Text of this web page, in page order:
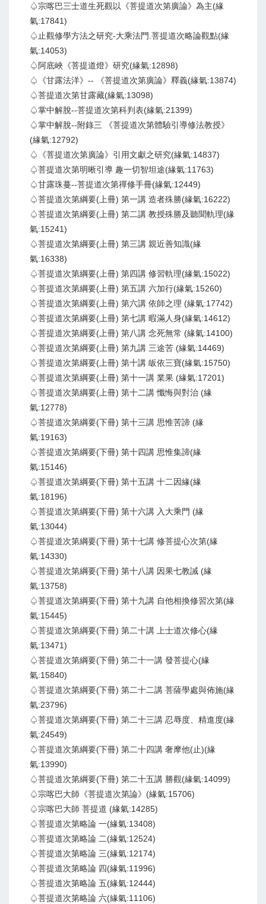
♤宗喀巴三士道生死觀以《菩提道次第廣論》為主(緣
氣:17841)
♤止觀修學方法之研究-大乘法門.菩提道次略論觀點(緣
氣:14053)
♤阿底峽《菩提道燈》研究(緣氣:12898)
♤《甘露法洋》-- 《菩提道次第廣論》釋義(緣氣:13874)
♤菩提道次第甘露藏(緣氣:13098)
♤掌中解脫--菩提道次第科判表(緣氣:21399)
♤掌中解脫--附錄三 《菩提道次第體驗引導修法教授》
(緣氣:12792)
♤《菩提道次第廣論》引用文獻之研究(緣氣:14837)
♤菩提道次第明晰引導 趣一切智坦途(緣氣:11763)
♤甘露珠蔓--菩提道次第禪修手冊(緣氣:12449)
♤菩提道次第綱要(上冊) 第一講 造者殊勝(緣氣:16222)
♤菩提道次第綱要(上冊) 第二講 教授殊勝及聽聞軌理(緣
氣:15241)
♤菩提道次第綱要(上冊) 第三講 親近善知識(緣
氣:16338)
♤菩提道次第綱要(上冊) 第四講 修習軌理(緣氣:15022)
♤菩提道次第綱要(上冊) 第五講 六加行(緣氣:15260)
♤菩提道次第綱要(上冊) 第六講 依師之理 (緣氣:17742)
♤菩提道次第綱要(上冊) 第七講 暇滿人身(緣氣:14612)
♤菩提道次第綱要(上冊) 第八講 念死無常 (緣氣:14100)
♤菩提道次第綱要(上冊) 第九講 三途苦 (緣氣:14469)
♤菩提道次第綱要(上冊) 第十講 皈依三寶(緣氣:15750)
♤菩提道次第綱要(上冊) 第十一講 業果 (緣氣:17201)
♤菩提道次第綱要(上冊) 第十二講 懺悔與對治 (緣
氣:12778)
♤菩提道次第綱要(下冊) 第十三講 思惟苦諦 (緣
氣:19163)
♤菩提道次第綱要(下冊) 第十四講 思惟集諦(緣
氣:15146)
♤菩提道次第綱要(下冊) 第十五講 十二因緣(緣
氣:18196)
♤菩提道次第綱要(下冊) 第十六講 入大乘門 (緣
氣:13044)
♤菩提道次第綱要(下冊) 第十七講 修菩提心次第(緣
氣:14330)
♤菩提道次第綱要(下冊) 第十八講 因果七教誡 (緣
氣:13758)
♤菩提道次第綱要(下冊) 第十九講 自他相換修習次第(緣
氣:15445)
♤菩提道次第綱要(下冊) 第二十講 上士道次修心(緣
氣:13471)
♤菩提道次第綱要(下冊) 第二十一講 發菩提心(緣
氣:15840)
♤菩提道次第綱要(下冊) 第二十二講 菩薩學處與佈施(緣
氣:23796)
♤菩提道次第綱要(下冊) 第二十三講 忍辱度、精進度(緣
氣:24549)
♤菩提道次第綱要(下冊) 第二十四講 奢摩他(止)(緣
氣:13990)
♤菩提道次第綱要(下冊) 第二十五講 勝觀(緣氣:14099)
♤宗喀巴大師《菩提道次第論》(緣氣:15706)
♤宗喀巴大師 菩提道 (緣氣:14285)
♤菩提道次第略論 一(緣氣:13408)
♤菩提道次第略論 二(緣氣:12524)
♤菩提道次第略論 三(緣氣:12174)
♤菩提道次第略論 四(緣氣:11996)
♤菩提道次第略論 五(緣氣:12444)
♤菩提道次第略論 六(緣氣:11106)